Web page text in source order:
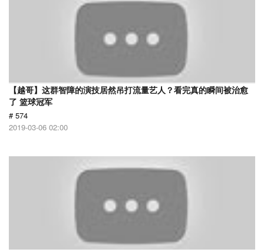
【越哥】这群智障的演技居然吊打流量艺人？看完真的瞬间被治愈
了 篮球冠军
# 574
2019-03-06 02:00